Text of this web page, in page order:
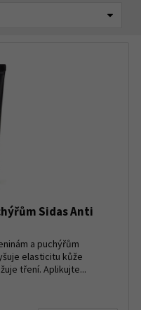
Sidas Anti
a puchýřům
elasticitu kůže
tření. Aplikujte...